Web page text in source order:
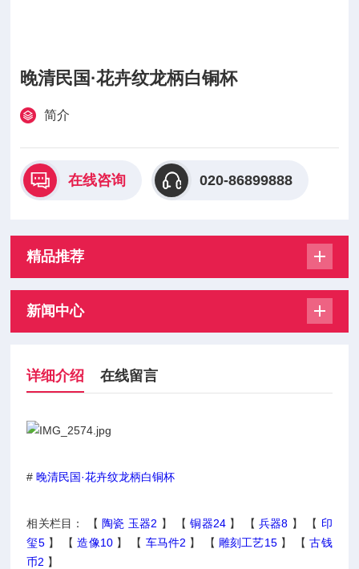
晚清民国·花卉纹龙柄白铜杯
简介
在线咨询 020-86899888
精品推荐
新闻中心
详细介绍 在线留言
#晚清民国·花卉纹龙柄白铜杯
相关栏目： 【 陶瓷 玉器2 】 【 铜器24 】 【 兵器8 】 【 印
玺5 】 【 造像10 】 【 车马件2 】 【 雕刻工艺15 】 【 古钱
币2 】